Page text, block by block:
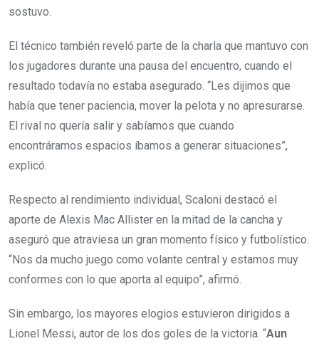
sostuvo.
El técnico también reveló parte de la charla que mantuvo con
los jugadores durante una pausa del encuentro, cuando el
resultado todavía no estaba asegurado. “Les dijimos que
había que tener paciencia, mover la pelota y no apresurarse.
El rival no quería salir y sabíamos que cuando
encontráramos espacios íbamos a generar situaciones”,
explicó.
Respecto al rendimiento individual, Scaloni destacó el
aporte de Alexis Mac Allister en la mitad de la cancha y
aseguró que atraviesa un gran momento físico y futbolístico.
“Nos da mucho juego como volante central y estamos muy
conformes con lo que aporta al equipo”, afirmó.
Sin embargo, los mayores elogios estuvieron dirigidos a
Lionel Messi, autor de los dos goles de la victoria. “Aun